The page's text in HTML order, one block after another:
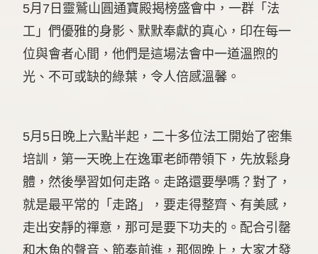
5月7日靈鷲山圓通寶殿揭榜盛會中，一群「法
工」們優雅的身影、默默奉獻的真心，印在每一
位與會者心間，他們是這場法會中一道溫煦的
光、不可或缺的綠葉，令人倍感溫馨。
5月5日晚上六點半起，二十多位法工開始了密集
培訓，第一天晚上在逸軍老師帶領下，先放鬆身
體，然後學習如何走路。走路還要學嗎？對了，
就是最平常的「走路」，要走得整齊、有美感，
走出安靜的禪意，那可是要下功夫的。配合引罄
和木魚的聲音、節奏前進，那個晚上，大家才發